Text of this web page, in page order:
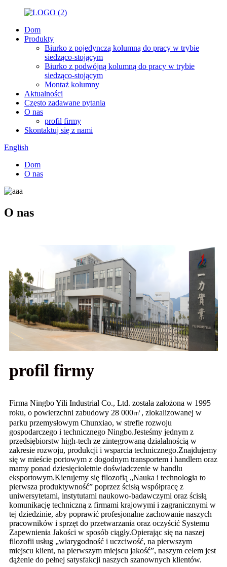
Dom
Produkty
Biurko z pojedynczą kolumną do pracy w trybie
siedząco-stojącym
Biurko z podwójną kolumną do pracy w trybie
siedząco-stojącym
Montaż kolumny
Aktualności
Często zadawane pytania
O nas
profil firmy
Skontaktuj się z nami
English
Dom
O nas
O nas
profil firmy
Firma Ningbo Yili Industrial Co., Ltd. została założona w 1995
roku, o powierzchni zabudowy 28 000㎡, zlokalizowanej w
parku przemysłowym Chunxiao, w strefie rozwoju
gospodarczego i technicznego Ningbo.Jesteśmy jednym z
przedsiębiorstw high-tech ze zintegrowaną działalnością w
zakresie rozwoju, produkcji i wsparcia technicznego.Znajdujemy
się w mieście portowym z dogodnym transportem i handlem oraz
mamy ponad dziesięcioletnie doświadczenie w handlu
eksportowym.Kierujemy się filozofią „Nauka i technologia to
pierwsza produktywność” poprzez ścisłą współpracę z
uniwersytetami, instytutami naukowo-badawczymi oraz ścisłą
komunikację techniczną z firmami krajowymi i zagranicznymi w
tej dziedzinie, aby poprawić profesjonalne zachowanie naszych
pracowników i sprzęt do przetwarzania oraz oczyścić Systemu
Zapewnienia Jakości w sposób ciągły.Opierając się na naszej
filozofii usług „wiarygodność i uczciwość, na pierwszym
miejscu klient, na pierwszym miejscu jakość”, naszym celem jest
dążenie do pełnej satysfakcji naszych szanownych klientów.